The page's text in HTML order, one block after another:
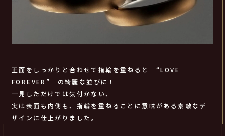
正面をしっかりと合わせて指輪を重ねると “LOVE
FOREVER” の綺麗な並びに！
一見しただけでは気付かない、
実は表面も内側も、指輪を重ねることに意味がある素敵なデ
ザインに仕上がりました。